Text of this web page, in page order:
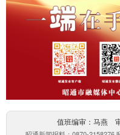
值班编审：马燕